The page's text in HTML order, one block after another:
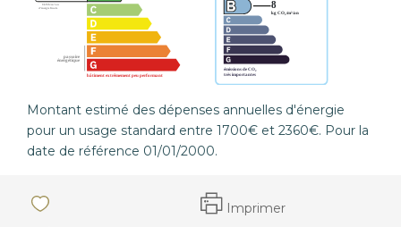
Montant estimé des dépenses annuelles d'énergie
pour un usage standard entre 1700€ et 2360€. Pour la
date de référence 01/01/2000.
Imprimer